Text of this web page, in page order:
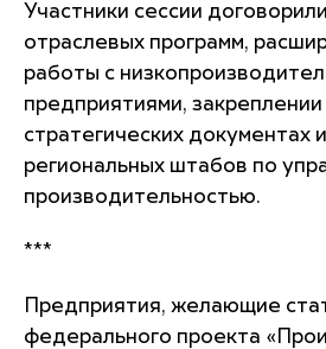
Участники сессии
отраслевых программ,
работы с
предприятиями,
стратегических документах
региональных штабов по
производительностью.
***
Предприятия, желающие
федерального проекта